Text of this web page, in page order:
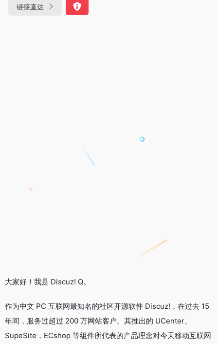
链接直达
大家好！我是 Discuz! Q。
作为中文 PC 互联网最知名的社区开源软件 Discuz!，在过去 15
年间，服务过超过 200 万网站客户。其推出的 UCenter、
SupeSite，ECshop 等组件所代表的产品理念对今天移动互联网